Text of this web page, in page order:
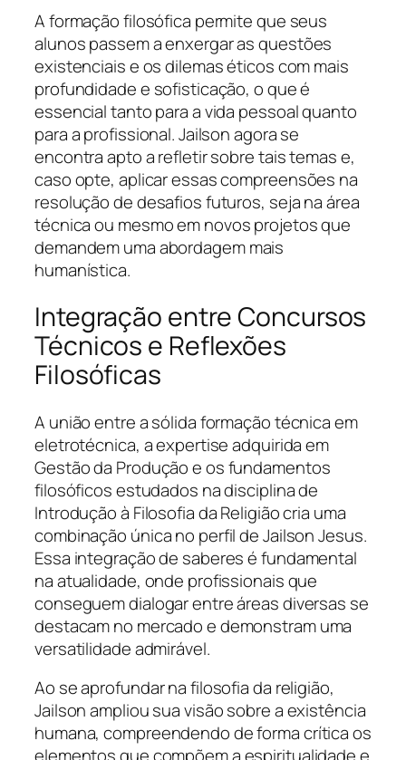
A formação filosófica permite que seus
alunos passem a enxergar as questões
existenciais e os dilemas éticos com mais
profundidade e sofisticação, o que é
essencial tanto para a vida pessoal quanto
para a profissional. Jailson agora se
encontra apto a refletir sobre tais temas e,
caso opte, aplicar essas compreensões na
resolução de desafios futuros, seja na área
técnica ou mesmo em novos projetos que
demandem uma abordagem mais
humanística.
Integração entre Concursos
Técnicos e Reflexões
Filosóficas
A união entre a sólida formação técnica em
eletrotécnica, a expertise adquirida em
Gestão da Produção e os fundamentos
filosóficos estudados na disciplina de
Introdução à Filosofia da Religião cria uma
combinação única no perfil de Jailson Jesus.
Essa integração de saberes é fundamental
na atualidade, onde profissionais que
conseguem dialogar entre áreas diversas se
destacam no mercado e demonstram uma
versatilidade admirável.
Ao se aprofundar na filosofia da religião,
Jailson ampliou sua visão sobre a existência
humana, compreendendo de forma crítica os